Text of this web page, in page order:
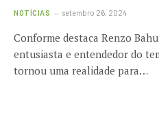
NOTÍCIAS setembro 26, 2024
Conforme destaca Renzo
entusiasta e entendedor do
tornou uma realidade para…